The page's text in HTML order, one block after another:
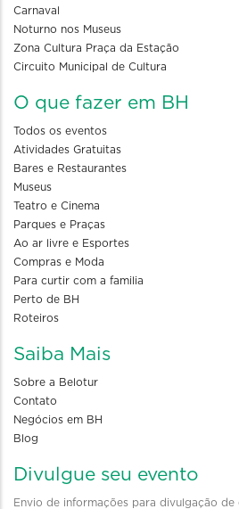
Carnaval
Noturno nos Museus
Zona Cultura Praça da Estação
Circuito Municipal de Cultura
O que fazer em BH
Todos os eventos
Atividades Gratuitas
Bares e Restaurantes
Museus
Teatro e Cinema
Parques e Praças
Ao ar livre e Esportes
Compras e Moda
Para curtir com a familia
Perto de BH
Roteiros
Saiba Mais
Sobre a Belotur
Contato
Negócios em BH
Blog
Divulgue seu evento
Envio de informações para divulgação